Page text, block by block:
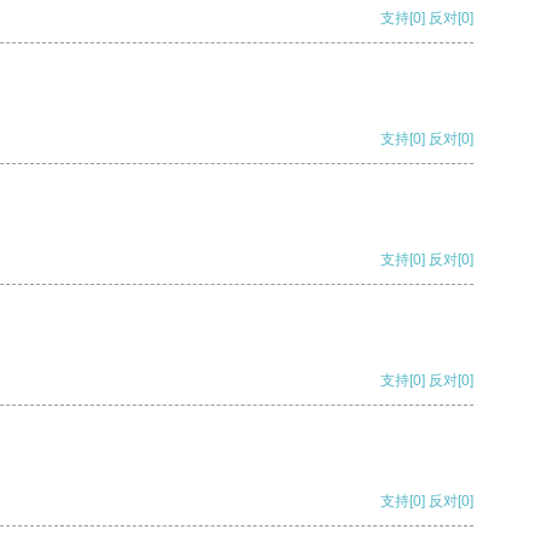
支持[0] 反对[0]
支持[0] 反对[0]
支持[0] 反对[0]
支持[0] 反对[0]
支持[0] 反对[0]